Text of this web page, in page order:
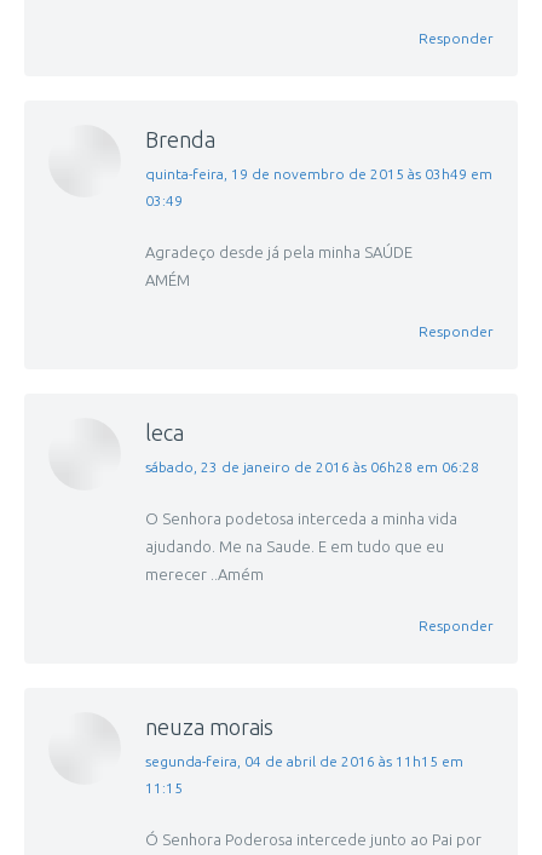
Responder
Brenda
disse:
quinta-feira, 19 de novembro de 2015 às 03h49 em
03:49
Agradeço desde já pela minha SAÚDE
AMÉM
Responder
leca
disse:
sábado, 23 de janeiro de 2016 às 06h28 em 06:28
O Senhora podetosa interceda a minha vida
ajudando. Me na Saude. E em tudo que eu
merecer ..Amém
Responder
neuza morais
disse:
segunda-feira, 04 de abril de 2016 às 11h15 em
11:15
Ó Senhora Poderosa intercede junto ao Pai por